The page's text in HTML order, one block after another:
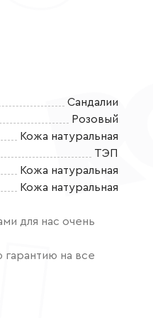
Сандалии
Розовый
Кожа натуральная
ТЭП
Кожа натуральная
Кожа натуральная
для нас очень
на все